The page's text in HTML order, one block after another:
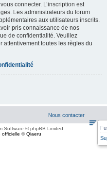
connecter. L’inscription est
Les administrateurs du forum
aux utilisateurs inscrits.
pris connaissance de nos
de confidentialité. Veuillez
attentivement toutes les règles du
Nous contacter
Software © phpBB Limited
officielle ©Qiaeru